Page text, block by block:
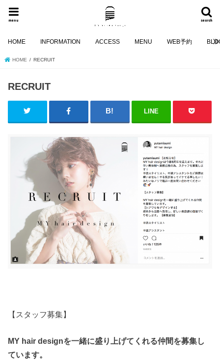
search
menu
HOME INFORMATION ACCESS MENU WEB予約
HOME RECRUIT
RECRUIT
LINE
【スタッフ募集】
MY hair designを一緒に盛り上げてくれる仲間を募集し
ています。